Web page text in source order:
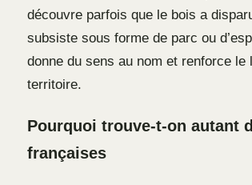
découvre parfois que le bois a
subsiste sous forme de parc ou
donne du sens au nom et renforce le
territoire.
Pourquoi trouve-t-on autant
françaises